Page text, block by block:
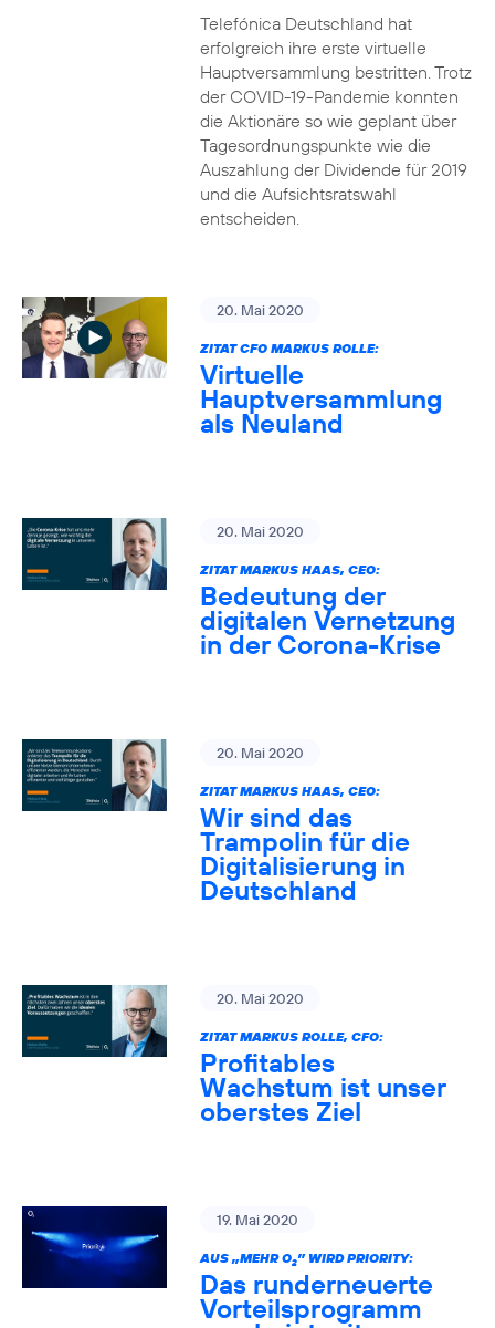
Telefónica Deutschland hat
erfolgreich ihre erste virtuelle
Hauptversammlung bestritten. Trotz
der COVID-19-Pandemie konnten
die Aktionäre so wie geplant über
Tagesordnungspunkte wie die
Auszahlung der Dividende für 2019
und die Aufsichtsratswahl
entscheiden.
20. Mai 2020
ZITAT CFO MARKUS ROLLE:
Virtuelle
Hauptversammlung
als Neuland
20. Mai 2020
ZITAT MARKUS HAAS, CEO:
Bedeutung der
digitalen Vernetzung
in der Corona-Krise
20. Mai 2020
ZITAT MARKUS HAAS, CEO:
Wir sind das
Trampolin für die
Digitalisierung in
Deutschland
20. Mai 2020
ZITAT MARKUS ROLLE, CFO:
Profitables
Wachstum ist unser
oberstes Ziel
19. Mai 2020
AUS „MEHR O2” WIRD PRIORITY:
Das runderneuerte
Vorteilsprogramm